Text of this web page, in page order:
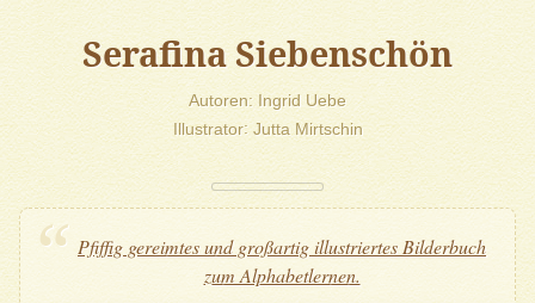
Serafina Siebenschön
Autoren Ingrid Uebe
Illustrator Jutta Mirtschin
Pfiffig gereimtes und großartig illustriertes Bilderbuch
zum Alphabetlernen.